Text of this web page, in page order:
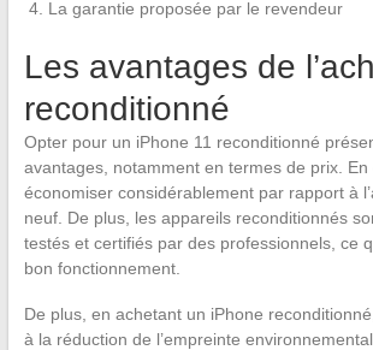
La garantie proposée par le revendeur
Les avantages de
reconditionné
Opter pour un iPhone 11 reconditionné
avantages, notamment en termes de prix.
économiser considérablement par rapport à
neuf. De plus, les appareils reconditionnés
testés et certifiés par des professionnels, ce
bon fonctionnement.
De plus, en achetant un iPhone
à la réduction de l’empreinte